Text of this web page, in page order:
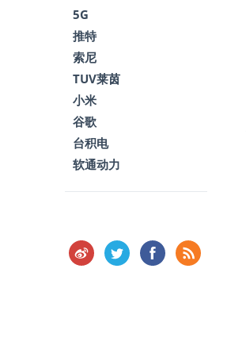
5G
推特
索尼
TUV莱茵
小米
谷歌
台积电
软通动力